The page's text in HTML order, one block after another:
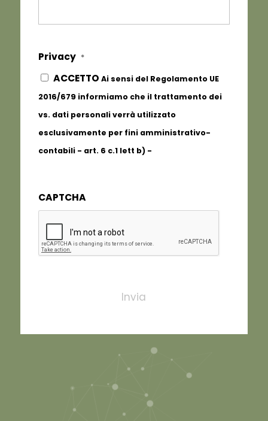
Privacy *
ACCETTO Ai sensi del Regolamento UE
2016/679 informiamo che il trattamento dei
vs. dati personali verrà utilizzato
esclusivamente per fini amministrativo-
contabili - art. 6 c.1 lett b) -
CAPTCHA